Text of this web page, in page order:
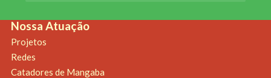
Nossa Atuação
Projetos
Redes
Catadores de Mangaba